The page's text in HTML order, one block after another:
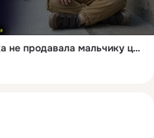
Продавщица цветочного ларька не продавала мальчику цветы, но когда узнала зачем ему цветы, очередь…